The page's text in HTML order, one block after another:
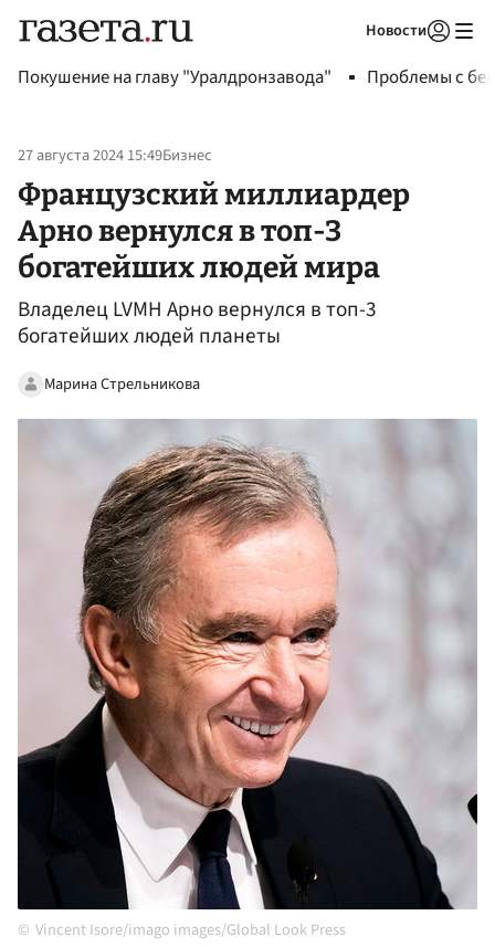
Новости
Покушение на главу "Уралдронзавода" Проблемы с
27 августа 2024 15:49Бизнес
Французский миллиардер
Арно вернулся в топ-3
богатейших людей мира
Владелец LVMH Арно вернулся в топ-3
богатейших людей планеты
Марина Стрельникова
Vincent Isore/imago images/Global Look Press